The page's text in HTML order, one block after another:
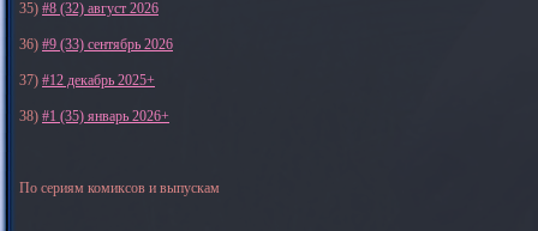
35) #8 (32) август 2026
36) #9 (33) сентябрь 2026
37) #12 декабрь 2025+
38) #1 (35) январь 2026+
По сериям комиксов и выпускам